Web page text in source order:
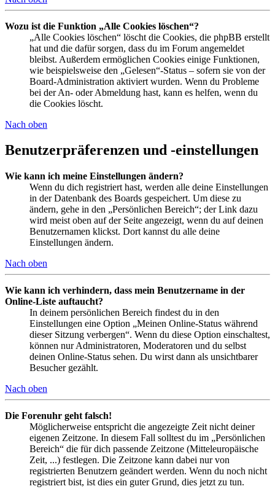
Wozu ist die Funktion „Alle Cookies löschen“?
„Alle Cookies löschen“ löscht die Cookies, die phpBB erstellt
hat und die dafür sorgen, dass du im Forum angemeldet
bleibst. Außerdem ermöglichen Cookies einige Funktionen,
wie beispielsweise den „Gelesen“-Status – sofern sie von der
Board-Administration aktiviert wurden. Wenn du Probleme
bei der An- oder Abmeldung hast, kann es helfen, wenn du
die Cookies löscht.
Nach oben
Benutzerpräferenzen und -einstellungen
Wie kann ich meine Einstellungen ändern?
Wenn du dich registriert hast, werden alle deine Einstellungen
in der Datenbank des Boards gespeichert. Um diese zu
ändern, gehe in den „Persönlichen Bereich“; der Link dazu
wird meist oben auf der Seite angezeigt, wenn du auf deinen
Benutzernamen klickst. Dort kannst du alle deine
Einstellungen ändern.
Nach oben
Wie kann ich verhindern, dass mein Benutzername in der
Online-Liste auftaucht?
In deinem persönlichen Bereich findest du in den
Einstellungen eine Option „Meinen Online-Status während
dieser Sitzung verbergen“. Wenn du diese Option einschaltest,
können nur Administratoren, Moderatoren und du selbst
deinen Online-Status sehen. Du wirst dann als unsichtbarer
Besucher gezählt.
Nach oben
Die Forenuhr geht falsch!
Möglicherweise entspricht die angezeigte Zeit nicht deiner
eigenen Zeitzone. In diesem Fall solltest du im „Persönlichen
Bereich“ die für dich passende Zeitzone (Mitteleuropäische
Zeit, ...) festlegen. Die Zeitzone kann dabei nur von
registrierten Benutzern geändert werden. Wenn du noch nicht
registriert bist, ist dies ein guter Grund, dies jetzt zu tun.